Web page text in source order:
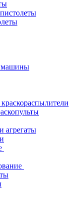
машины
агрегаты